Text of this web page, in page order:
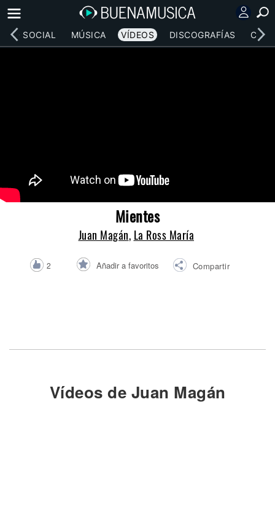
RED SOCIAL MÚSICA VÍDEOS DISCOGRAFÍAS
Mientes
Juan Magán, La Ross María
2 Añadir a favoritos Compartir
Vídeos de Juan Magán